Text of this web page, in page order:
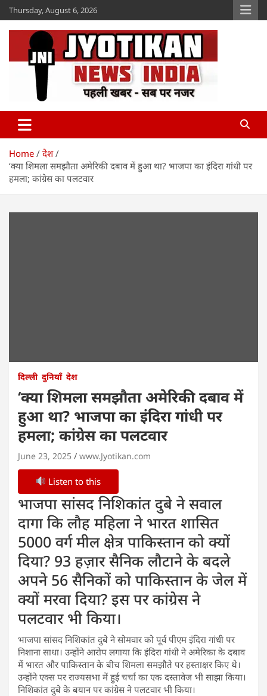
Skip
to
content
Thursday, August 6, 2026
Jyotikan
Home
देश
‘क्या शिमला समझौता अमेरिकी दबाव में हुआ था? भाजपा का इंदिरा गांधी पर
हमला; कांग्रेस का पलटवार
दिल्ली दुनियाँ देश
‘क्या शिमला समझौता अमेरिकी दबाव में
हुआ था? भाजपा का इंदिरा गांधी पर
हमला; कांग्रेस का पलटवार
June 23, 2025 www.Jyotikan.com
Listen to this
भाजपा सांसद निशिकांत दुबे ने सवाल
दागा कि लौह महिला ने भारत शासित
5000 वर्ग मील क्षेत्र पाकिस्तान को क्यों
दिया? 93 हज़ार सैनिक लौटाने के बदले
अपने 56 सैनिकों को पाकिस्तान के जेल में
क्यों मरवा दिया? इस पर कांग्रेस ने
पलटवार भी किया।
भाजपा सांसद निशिकांत दुबे ने सोमवार को पूर्व पीएम इंदिरा गांधी पर
निशाना साधा। उन्होंने आरोप लगाया कि इंदिरा गांधी ने अमेरिका के दबाव
में भारत और पाकिस्तान के बीच शिमला समझौते पर हस्ताक्षर किए थे।
उन्होंने एक्स पर राज्यसभा में हुई चर्चा का एक दस्तावेज भी साझा किया।
निशिकांत दुबे के बयान पर कांग्रेस ने पलटवार भी किया।